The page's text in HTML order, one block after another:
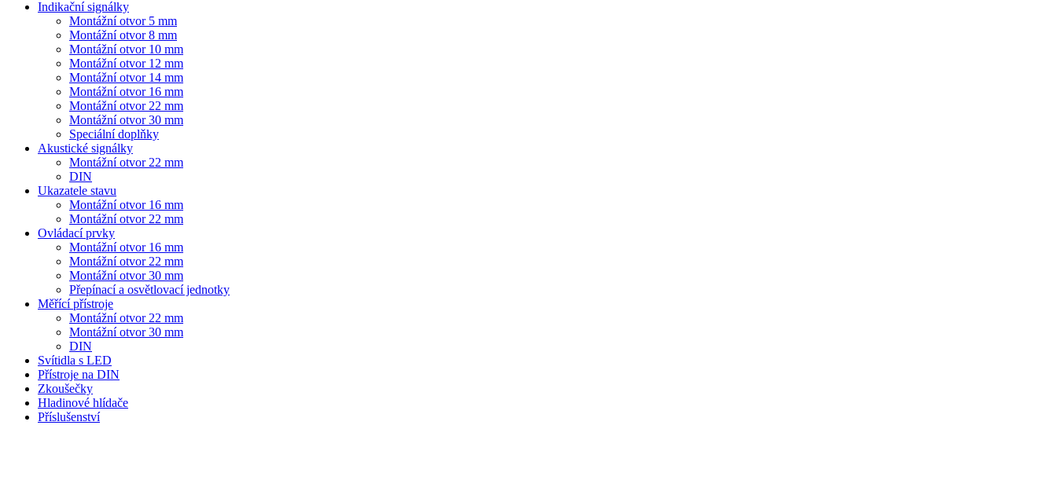
Indikační signálky
Montážní otvor 5 mm
Montážní otvor 8 mm
Montážní otvor 10 mm
Montážní otvor 12 mm
Montážní otvor 14 mm
Montážní otvor 16 mm
Montážní otvor 22 mm
Montážní otvor 30 mm
Speciální doplňky
Akustické signálky
Montážní otvor 22 mm
DIN
Ukazatele stavu
Montážní otvor 16 mm
Montážní otvor 22 mm
Ovládací prvky
Montážní otvor 16 mm
Montážní otvor 22 mm
Montážní otvor 30 mm
Přepínací a osvětlovací jednotky
Měřící přístroje
Montážní otvor 22 mm
Montážní otvor 30 mm
DIN
Svítidla s LED
Přístroje na DIN
Zkoušečky
Hladinové hlídače
Příslušenství